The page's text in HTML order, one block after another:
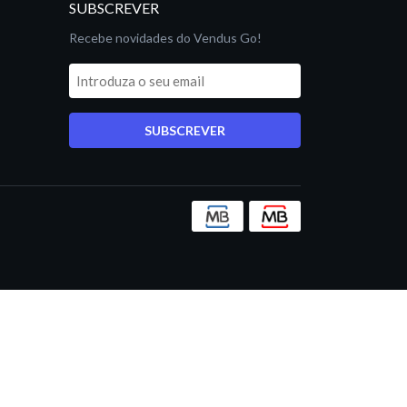
SUBSCREVER
Recebe novidades do Vendus Go!
SUBSCREVER